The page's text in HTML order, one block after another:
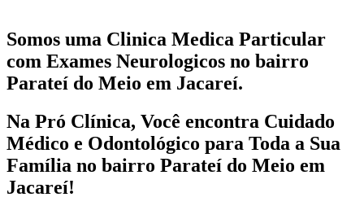
Somos uma Clinica Medica Particular
com Exames Neurologicos no bairro
Parateí do Meio em Jacareí.
Na Pró Clínica, Você encontra Cuidado
Médico e Odontológico para Toda a Sua
Família no bairro Parateí do Meio em
Jacareí!